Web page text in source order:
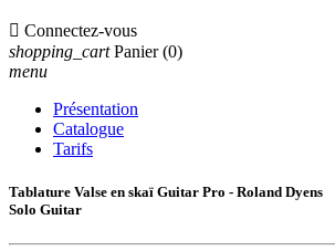
 Connectez-vous
shopping_cart Panier (0)
menu
Présentation
Catalogue
Tarifs
Tablature Valse en skaï Guitar Pro - Roland Dyens
Solo Guitar